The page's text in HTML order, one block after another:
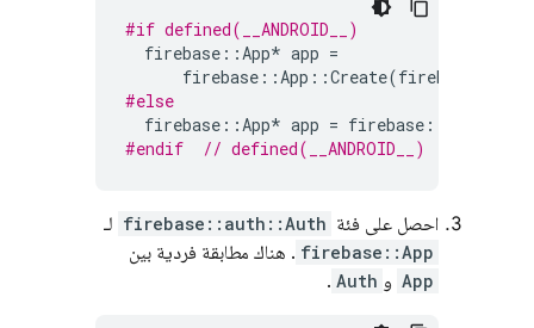
#if defined(__ANDROID__)
firebase ::App* app =
firebase ::App ::Create(firebase
#else
firebase ::App* app = firebase ::
#endif
// defined(__ANDROID__)
احصل على فئة firebase::auth::Auth لـ
firebase::App . هناك مطابقة فردية بين
App و Auth
.